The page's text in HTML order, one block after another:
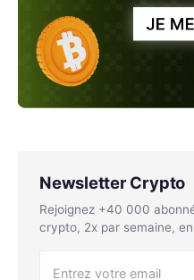
Newsletter Crypto
Rejoignez +40 000
crypto, 2x par semaine,